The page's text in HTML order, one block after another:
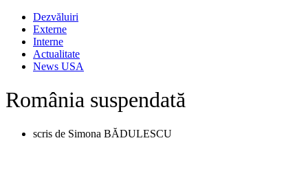
Dezvăluiri
Externe
Interne
Actualitate
News USA
România suspendată
scris de Simona BĂDULESCU